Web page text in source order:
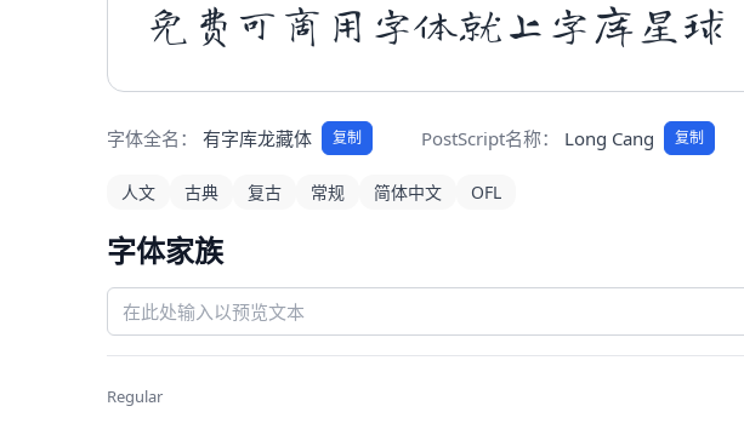
免费可商用字体就上字库星球
字体全名： 有字库龙藏体 复制 PostScript名称： Long Cang 复制
人文 古典 复古 常规 简体中文 OFL
字体家族
Regular